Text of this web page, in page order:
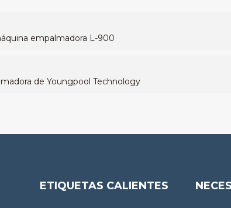
empalmadora L-900
de Youngpool Technology
ETIQUETAS CALIENTES